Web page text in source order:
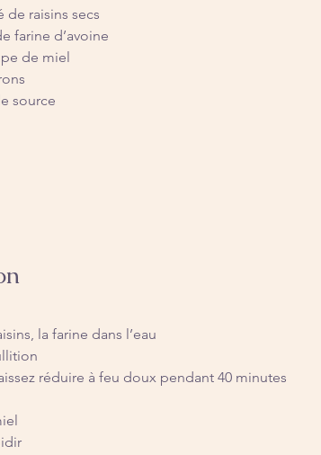
de raisins secs
farine d’avoine
de miel
source
la farine dans l’eau
réduire à feu doux pendant 40 minutes